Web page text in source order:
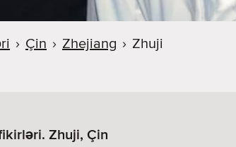
› Çin › Zhejiang › Zhuji
Zhuji, Çin